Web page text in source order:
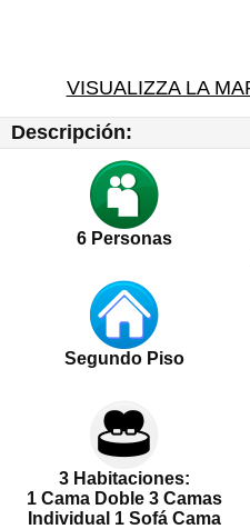
VISUALIZZA LA
Descripción:
6 Personas
Segundo Piso
3 Habitaciones:
1 Cama Doble 3 Camas
Individual 1 Sofá Cama